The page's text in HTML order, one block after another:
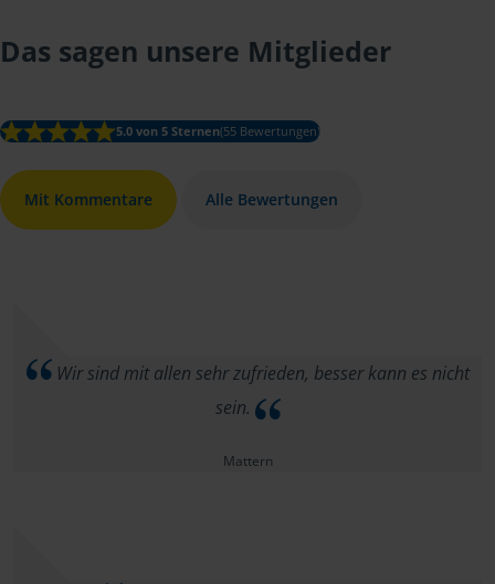
Das sagen unsere Mitglieder
5.0 von 5 Sternen(55 Bewertungen)
Mit Kommentare Alle Bewertungen
Wir sind mit allen sehr zufrieden, besser kann es nicht
sein.
Mattern